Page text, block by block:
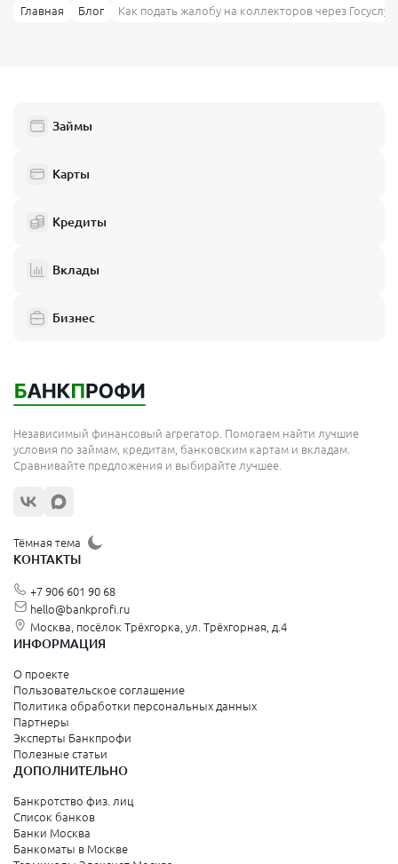
Главная Блог Как подать жалобу на коллекторов через
Займы
Карты
Кредиты
Вклады
Бизнес
Независимый финансовый агрегатор. Помогаем найти лучшие
условия по займам, кредитам, банковским картам и вкладам.
Сравнивайте предложения и выбирайте лучшее.
Тёмная тема
КОНТАКТЫ
+7 906 601 90 68
hello@bankprofi.ru
Москва, посёлок Трёхгорка, ул. Трёхгорная, д.4
ИНФОРМАЦИЯ
О проекте
Пользовательское соглашение
Политика обработки персональных данных
Партнеры
Эксперты Банкпрофи
Полезные статьи
ДОПОЛНИТЕЛЬНО
Банкротство физ. лиц
Список банков
Банки Москва
Банкоматы в Москве